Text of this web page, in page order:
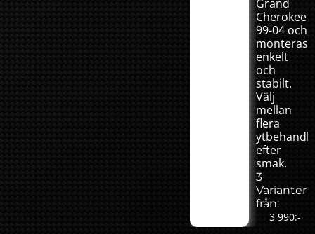
Grand
Cherokee
99-04 och
monteras
enkelt
och
stabilt.
Välj
mellan
flera
efter
smak.
3
Varianter
från:
3 990:-